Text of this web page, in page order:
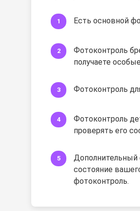
Есть основной
Фотоконтроль
получаете
Фотоконтроль
Фотоконтроль
проверять его
Дополнительный
состояние
фотоконтроль.